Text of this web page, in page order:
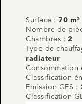
Surface : 70 m²
Nombre de
Chambres : 2
Type de
radiateur
Consommation
Classification
Emission GES :
Classification